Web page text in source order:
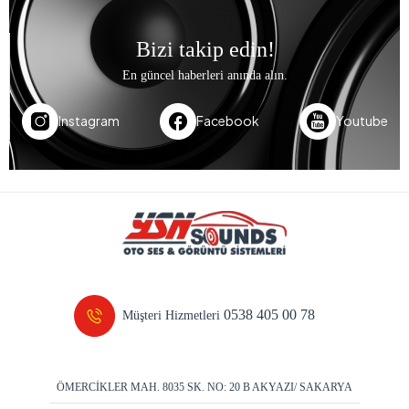
Bizi takip edin!
En güncel haberleri anında alın.
Instagram Facebook Youtube
Müşteri Hizmetleri0538 405 00 78
ÖMERCİKLER MAH. 8035 SK. NO: 20 B AKYAZI/ SAKARYA